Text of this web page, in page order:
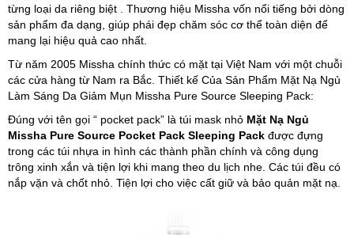
từng loại da riêng biệt . Thương hiệu Missha vốn nổi tiếng bởi dòng
sản phẩm đa dạng, giúp phái đẹp chăm sóc cơ thể toàn diện để
mang lại hiệu quả cao nhất.
Từ năm 2005 Missha chính thức có mặt tại Việt Nam với một chuỗi
các cửa hàng từ Nam ra Bắc. Thiết kế Của Sản Phẩm Mặt Nạ Ngủ
Làm Sáng Da Giảm Mụn Missha Pure Source Sleeping Pack:
Đúng với tên gọi “ pocket pack” là túi mask nhỏ Mặt Nạ Ngủ
Missha Pure Source Pocket Pack Sleeping Pack được đựng
trong các túi nhựa in hình các thành phần chính và công dụng
trông xinh xắn và tiện lợi khi mang theo du lịch nhe. Các túi đều có
nắp vặn và chốt nhỏ. Tiện lợi cho việc cất giữ và bảo quản mặt nạ.